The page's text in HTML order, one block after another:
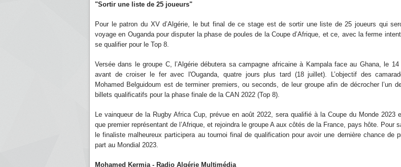
"Sortir une liste de 25 joueurs"
Pour le patron du XV d’Algérie, le but final de ce stage est de sortir une liste de 25 joueurs qui
voyage en Ouganda pour disputer la phase de poules de la Coupe d’Afrique, et ce, avec la ferme
se qualifier pour le Top 8.
Versée dans le groupe C, l’Algérie débutera sa campagne africaine à Kampala face au Ghana, le 14
avant de croiser le fer avec l'Ouganda, quatre jours plus tard (18 juillet). L’objectif des
Mohamed Belguidoum est de terminer premiers, ou seconds, de leur groupe afin de décrocher l’un
billets qualificatifs pour la phase finale de la CAN 2022 (Top 8).
Le vainqueur de la Rugby Africa Cup, prévue en août 2022, sera qualifié à la Coupe du Monde 2023
que premier représentant de l’Afrique, et rejoindra le groupe A aux côtés de la France, pays hôte. Pour
le finaliste malheureux participera au tournoi final de qualification pour avoir une dernière chance de
part au Mondial 2023.
Mohamed Kermia - Radio Algérie Multimédia